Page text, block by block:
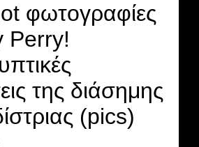
φωτογραφίες
Perry!
της διάσημης
(pics)